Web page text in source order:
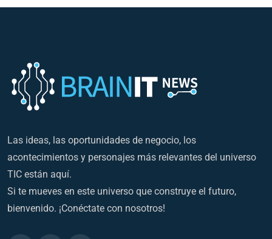
Las ideas, las oportunidades de negocio, los
acontecimientos y personajes más relevantes del universo
TIC están aquí.
Si te mueves en este universo que construye el futuro,
bienvenido. ¡Conéctate con nosotros!